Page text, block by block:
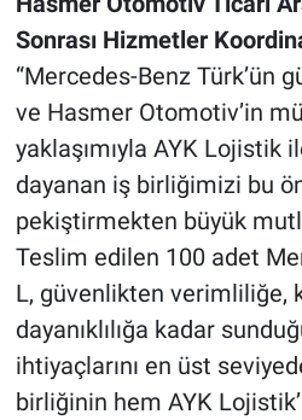
Sonrası Hizmetler
“Mercedes-Benz Türk’ün
ve Hasmer Otomotiv’in
yaklaşımıyla AYK Lojistik
dayanan iş birliğimizi bu
pekiştirmekten büyük
Teslim edilen 100 adet
L, güvenlikten verimliliğe,
dayanıklılığa kadar
ihtiyaçlarını en üst
birliğinin hem AYK